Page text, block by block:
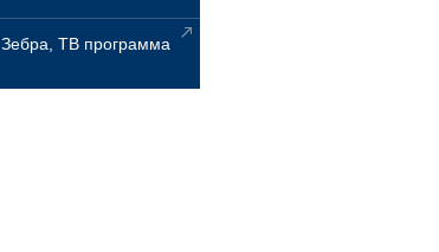
Зебра, ТВ программа